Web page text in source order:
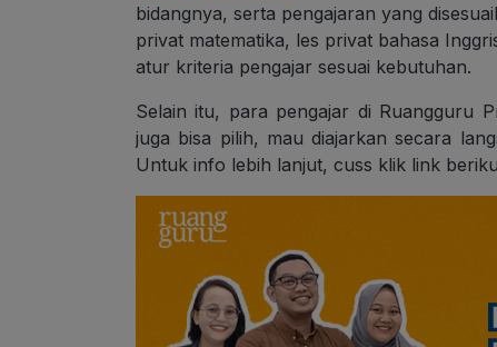
bidangnya, serta pengajaran yang
privat matematika, les privat bahasa
atur kriteria pengajar sesuai kebutuhan.
Selain itu, para pengajar di Ruangguru
juga bisa pilih, mau diajarkan secara
Untuk info lebih lanjut, cuss klik link